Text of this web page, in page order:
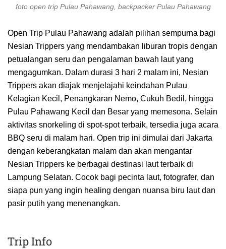
foto open trip Pulau Pahawang, backpacker Pulau Pahawang
Open Trip Pulau Pahawang adalah pilihan sempurna bagi
Nesian Trippers yang mendambakan liburan tropis dengan
petualangan seru dan pengalaman bawah laut yang
mengagumkan. Dalam durasi 3 hari 2 malam ini, Nesian
Trippers akan diajak menjelajahi keindahan Pulau
Kelagian Kecil, Penangkaran Nemo, Cukuh Bedil, hingga
Pulau Pahawang Kecil dan Besar yang memesona. Selain
aktivitas snorkeling di spot-spot terbaik, tersedia juga acara
BBQ seru di malam hari. Open trip ini dimulai dari Jakarta
dengan keberangkatan malam dan akan mengantar
Nesian Trippers ke berbagai destinasi laut terbaik di
Lampung Selatan. Cocok bagi pecinta laut, fotografer, dan
siapa pun yang ingin healing dengan nuansa biru laut dan
pasir putih yang menenangkan.
Trip Info